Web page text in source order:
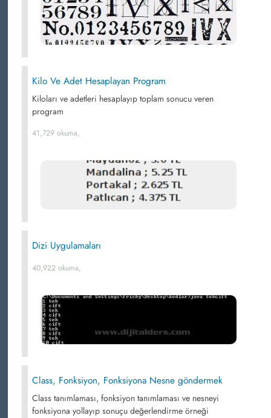
Kilo Ve Adet Hesaplayan Program
Kiloları ve adetleri hesaplayıp toplam sonucu veren
program
41,729 okuma,
Dizi Uygulamaları
40,922 okuma,
Class, Fonksiyon, Fonksiyona Nesne göndermek
Class tanımlaması, fonksiyon tanımlaması ve nesneyi
fonksiyona yollayıp sonuçu değerlendirme örneği